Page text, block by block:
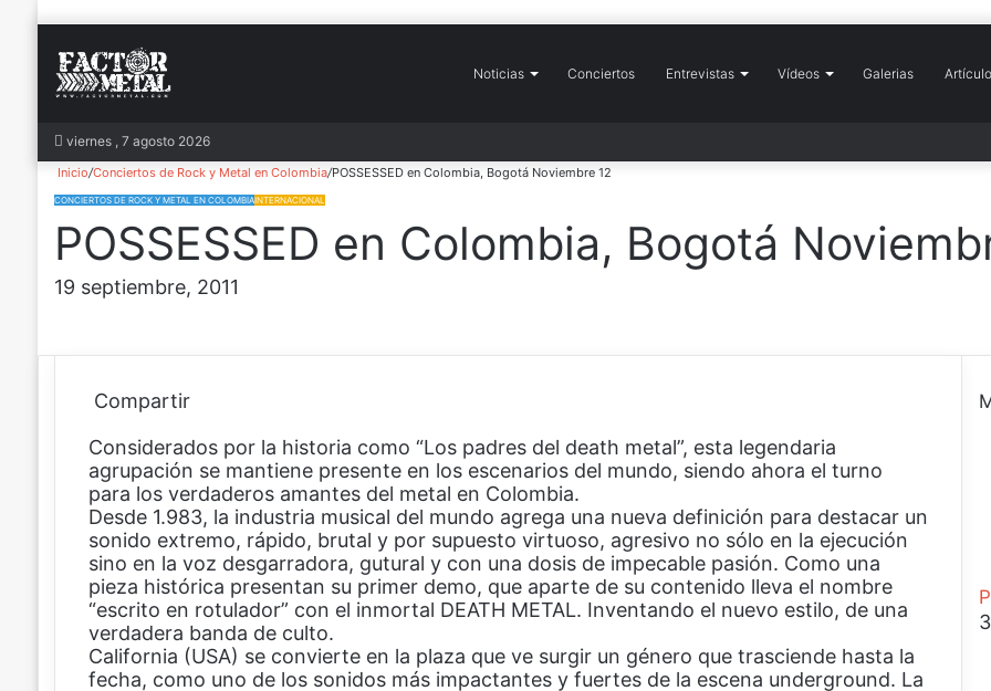
Inicio
Noticias Conciertos Entrevistas Vídeos Galerias
viernes , 7 agosto 2026
Inicio/Conciertos de Rock y Metal en Colombia/POSSESSED en Colombia, Bogotá Noviembre 12
CONCIERTOS DE ROCK Y METAL EN COLOMBIAINTERNACIONAL
POSSESSED en Colombia, Bogotá
19 septiembre, 2011
Compartir
a
c
e
b
o
o
k
i
n
t
e
r
e
s
t
h
a
t
s
A
p
p
o
m
p
a
r
t
i
r
p
o
r
Considerados por la historia como “Los padres del death metal”, esta legendaria
agrupación se mantiene presente en los escenarios del mundo, siendo ahora el turno
para los verdaderos amantes del metal en Colombia.
Desde 1.983, la industria musical del mundo agrega una nueva definición para destacar un
sonido extremo, rápido, brutal y por supuesto virtuoso, agresivo no sólo en la ejecución
sino en la voz desgarradora, gutural y con una dosis de impecable pasión. Como una
pieza histórica presentan su primer demo, que aparte de su contenido lleva el nombre
“escrito en rotulador” con el inmortal DEATH METAL. Inventando el nuevo estilo, de una
verdadera banda de culto.
California (USA) se convierte en la plaza que ve surgir un género que trasciende hasta la
fecha, como uno de los sonidos más impactantes y fuertes de la escena underground. La